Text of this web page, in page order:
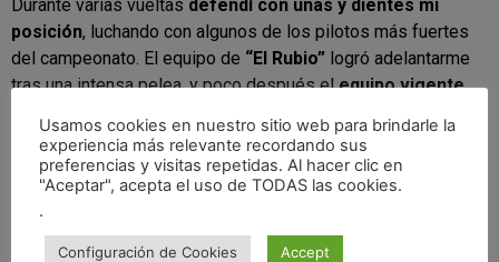
Durante varias vueltas defendí con uñas y dientes mi
posición, luchando con algunos de los pilotos más fuertes
del campeonato. El equipo de “El Rubio” logró adelantarme
tras una intensa pelea, y poco después elequipo vigente
durante varias vueltas. Aun así, mantuve la cabeza fría y
seguí peleando hasta el final.
Usamos cookies en nuestro sitio web para brindarle la
experiencia más relevante recordando sus
preferencias y visitas repetidas. Al hacer clic en
"Aceptar", acepta el uso de TODAS las cookies.
.
Configuración de Cookies Accept